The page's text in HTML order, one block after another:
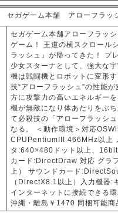
セガゲーム本舗 アローフラッ
セガゲーム本舗アローフラッ
ゲーム！ 王道の横スクロール
ラッシュ』が帰ってきた！ プ
少女スターナとして、強大な
機は戦闘機とロボットに変形
技“アローフラッシュ”の性能
方に攻撃力の高いエネルギー
機が無敵になり体あたりをぶ
て必殺技の「アローフラッシ
なる。 ＜動作環境＞対応
CPUPentiumIII 466MHz以上
タ:640×480ドット以上、
カード:DirectDraw 対応 グラ
上） サウンドカード
（DirectX8.1以上）入力機器:
インターネットに接続できる
沖縄・離島￥1470 同梱可能商